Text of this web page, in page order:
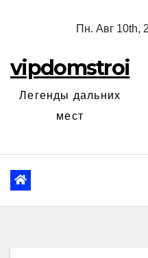
Пн. Авг 10th,
vipdomstroi
Легенды дальних
мест